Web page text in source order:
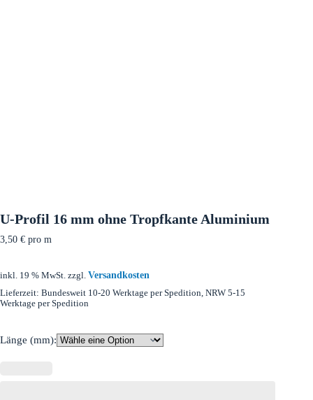
U-Profil 16 mm ohne Tropfkante Aluminium
3,50 € pro m
inkl. 19 % MwSt. zzgl. Versandkosten
Lieferzeit: Bundesweit 10-20 Werktage per Spedition, NRW 5-15
Werktage per Spedition
Länge (mm):